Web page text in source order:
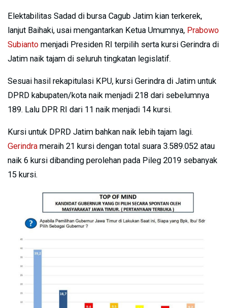
Elektabilitas Sadad di bursa Cagub Jatim kian terkerek,
lanjut Baihaki, usai mengantarkan Ketua Umumnya, Prabowo
Subianto menjadi Presiden RI terpilih serta kursi Gerindra di
Jatim naik tajam di seluruh tingkatan legislatif.
Sesuai hasil rekapitulasi KPU, kursi Gerindra di Jatim untuk
DPRD kabupaten/kota naik menjadi 218 dari sebelumnya
189. Lalu DPR RI dari 11 naik menjadi 14 kursi.
Kursi untuk DPRD Jatim bahkan naik lebih tajam lagi.
Gerindra meraih 21 kursi dengan total suara 3.589.052 atau
naik 6 kursi dibanding perolehan pada Pileg 2019 sebanyak
15 kursi.